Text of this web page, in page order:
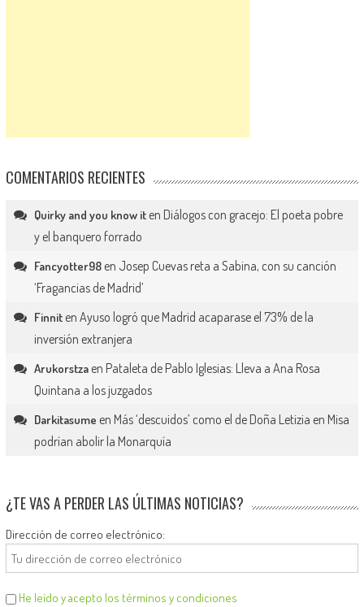
COMENTARIOS RECIENTES
Quirky and you know iten Diálogos con gracejo: El poeta pobre
y el banquero forrado
Fancyotter98en Josep Cuevas reta a Sabina, con su canción
‘Fragancias de Madrid’
Finniten Ayuso logró que Madrid acaparase el 73% de la
inversión extranjera
Arukorstzaen Pataleta de Pablo Iglesias: Lleva a Ana Rosa
Quintana a los juzgados
Darkitasume en Más ‘descuidos’ como el de Doña Letizia en Misa
podrían abolir la Monarquía
¿TE VAS A PERDER LAS ÚLTIMAS NOTICIAS?
Dirección de correo electrónico:
He leído y acepto los términos y condiciones